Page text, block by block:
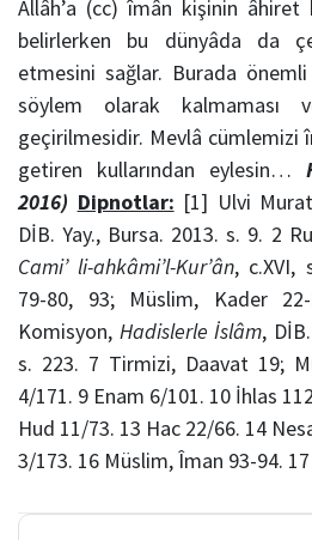
Allâh’a (cc) îmân kişinin âhiret
belirlerken bu dünyâda da
etmesini sağlar. Burada
söylem olarak kalmaması
geçirilmesidir. Mevlâ cümlemizi
getiren kullarından eylesin…
2016) Dipnotlar: [1] Ulvi
DİB. Yay., Bursa. 2013. s. 9. 2
Cami’ li-ahkâmi’l-Kur’ân, c.XVI,
79-80, 93; Müslim, Kader
Komisyon, Hadislerle İslâm,
s. 223. 7 Tirmizi, Daavat 19;
4/171. 9 Enam 6/101. 10 İhlas
Hud 11/73. 13 Hac 22/66. 14
3/173. 16 Müslim, Îman 93-94.